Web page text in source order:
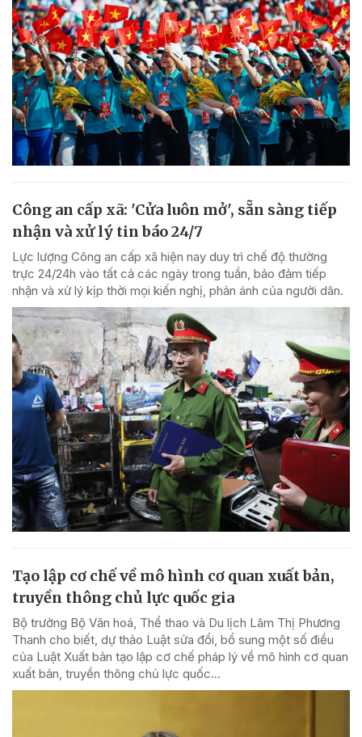
Công an cấp xã: 'Cửa luôn mở', sẵn sàng tiếp
nhận và xử lý tin báo 24/7
Lực lượng Công an cấp xã hiện nay duy trì chế độ thường
trực 24/24h vào tất cả các ngày trong tuần, bảo đảm tiếp
nhận và xử lý kịp thời mọi kiến nghị, phản ánh của người dân.
Tạo lập cơ chế về mô hình cơ quan xuất bản,
truyền thông chủ lực quốc gia
Bộ trưởng Bộ Văn hoá, Thể thao và Du lịch Lâm Thị Phương
Thanh cho biết, dự thảo Luật sửa đổi, bổ sung một số điều
của Luật Xuất bản tạo lập cơ chế pháp lý về mô hình cơ quan
xuất bản, truyền thông chủ lực quốc...